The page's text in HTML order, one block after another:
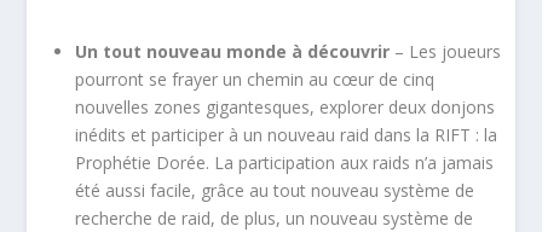
Un tout nouveau monde à découvrir – Les joueurs
pourront se frayer un chemin au cœur de cinq
nouvelles zones gigantesques, explorer deux donjons
inédits et participer à un nouveau raid dans la RIFT : la
Prophétie Dorée. La participation aux raids n’a jamais
été aussi facile, grâce au tout nouveau système de
recherche de raid, de plus, un nouveau système de